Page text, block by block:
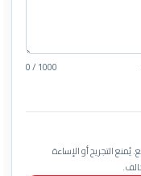
0 / 1000
يُمنع التجريح أو الإساءة